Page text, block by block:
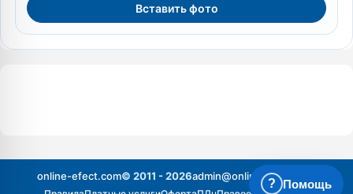
Вставить фото
online-efect.com© 2011 - 2026admin@online-efect.com
? Помощь